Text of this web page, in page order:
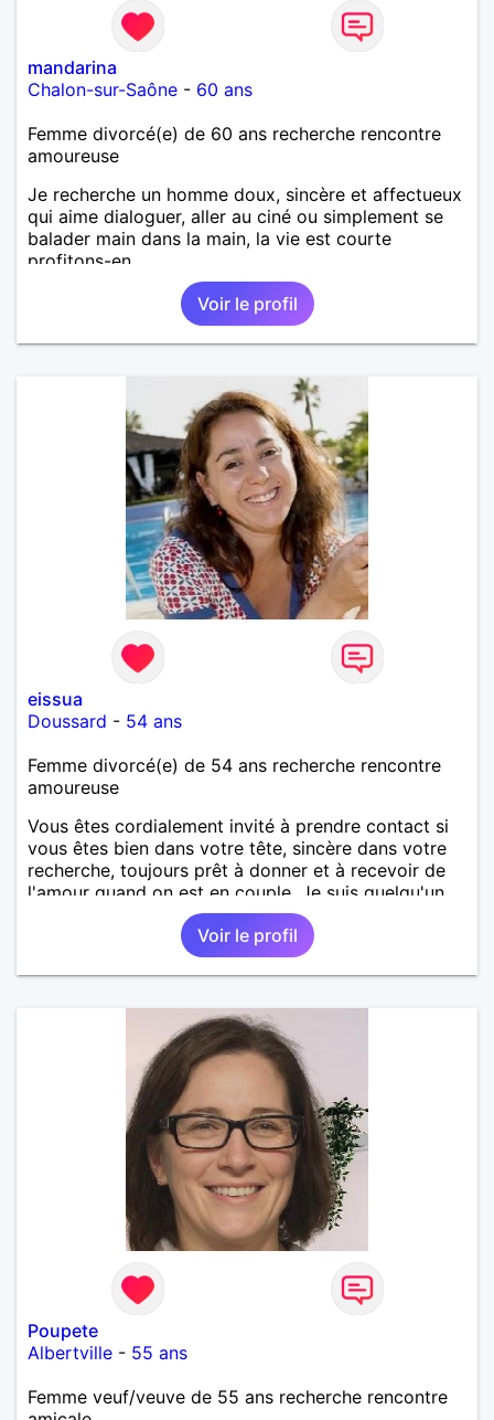
mandarina
Chalon-sur-Saône - 60 ans
Femme divorcé(e) de 60 ans recherche rencontre
amoureuse
Je recherche un homme doux, sincère et affectueux
qui aime dialoguer, aller au ciné ou simplement se
balader main dans la main, la vie est courte
profitons-en.
Voir le profil
eissua
Doussard - 54 ans
Femme divorcé(e) de 54 ans recherche rencontre
amoureuse
Vous êtes cordialement invité à prendre contact si
vous êtes bien dans votre tête, sincère dans votre
recherche, toujours prêt à donner et à recevoir de
l'amour quand on est en couple. Je suis quelqu'un
de très sociable qui aime faire le bien autour d'elle.
Voir le profil
Poupete
Albertville - 55 ans
Femme veuf/veuve de 55 ans recherche rencontre